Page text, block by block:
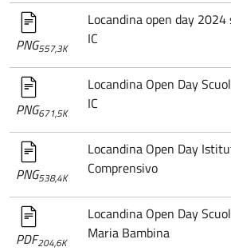
PNG557,3K
Locandina open day 2024
IC
PNG671,5K
Locandina Open Day
IC
PNG538,4K
Locandina Open Day
Comprensivo
PDF204,6K
Locandina Open Day
Maria Bambina